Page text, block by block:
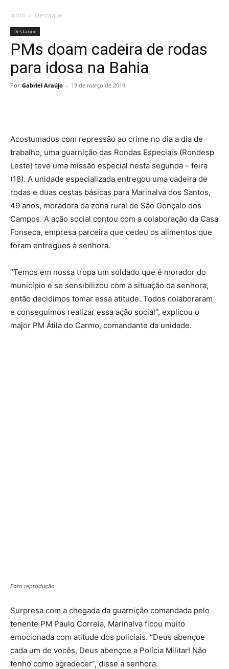
Início Destaque
Destaque
PMs doam cadeira de rodas
para idosa na Bahia
Por Gabriel Araújo - 19 de março de 2019
Acostumados com repressão ao crime no dia a dia de
trabalho, uma guarnição das Rondas Especiais (Rondesp
Leste) teve uma missão especial nesta segunda – feira
(18). A unidade especializada entregou uma cadeira de
rodas e duas cestas básicas para Marinalva dos Santos,
49 anos, moradora da zona rural de São Gonçalo dos
Campos. A ação social contou com a colaboração da Casa
Fonseca, empresa parceira que cedeu os alimentos que
foram entregues à senhora.
“Temos em nossa tropa um soldado que é morador do
município e se sensibilizou com a situação da senhora,
então decidimos tomar essa atitude. Todos colaboraram
e conseguimos realizar essa ação social”, explicou o
major PM Átila do Carmo, comandante da unidade.
Foto reprodução
Surpresa com a chegada da guarnição comandada pelo
tenente PM Paulo Correia, Marinalva ficou muito
emocionada com atitude dos policiais. “Deus abençoe
cada um de vocês, Deus abençoe a Polícia Militar! Não
tenho como agradecer”, disse a senhora.